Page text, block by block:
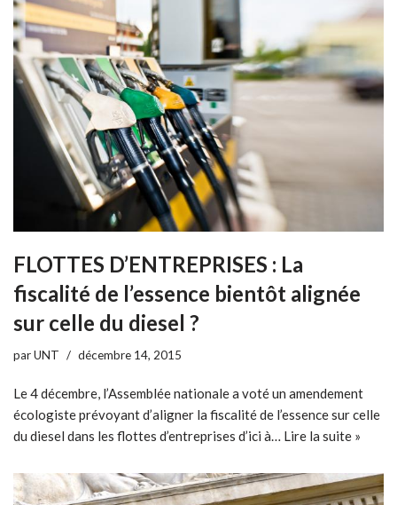
FLOTTES D’ENTREPRISES : La
fiscalité de l’essence bientôt alignée
sur celle du diesel ?
parUNT décembre 14, 2015
Le 4 décembre, l’Assemblée nationale a voté un amendement
écologiste prévoyant d’aligner la fiscalité de l’essence sur celle
du diesel dans les flottes d’entreprises d’ici à… Lire la suite »